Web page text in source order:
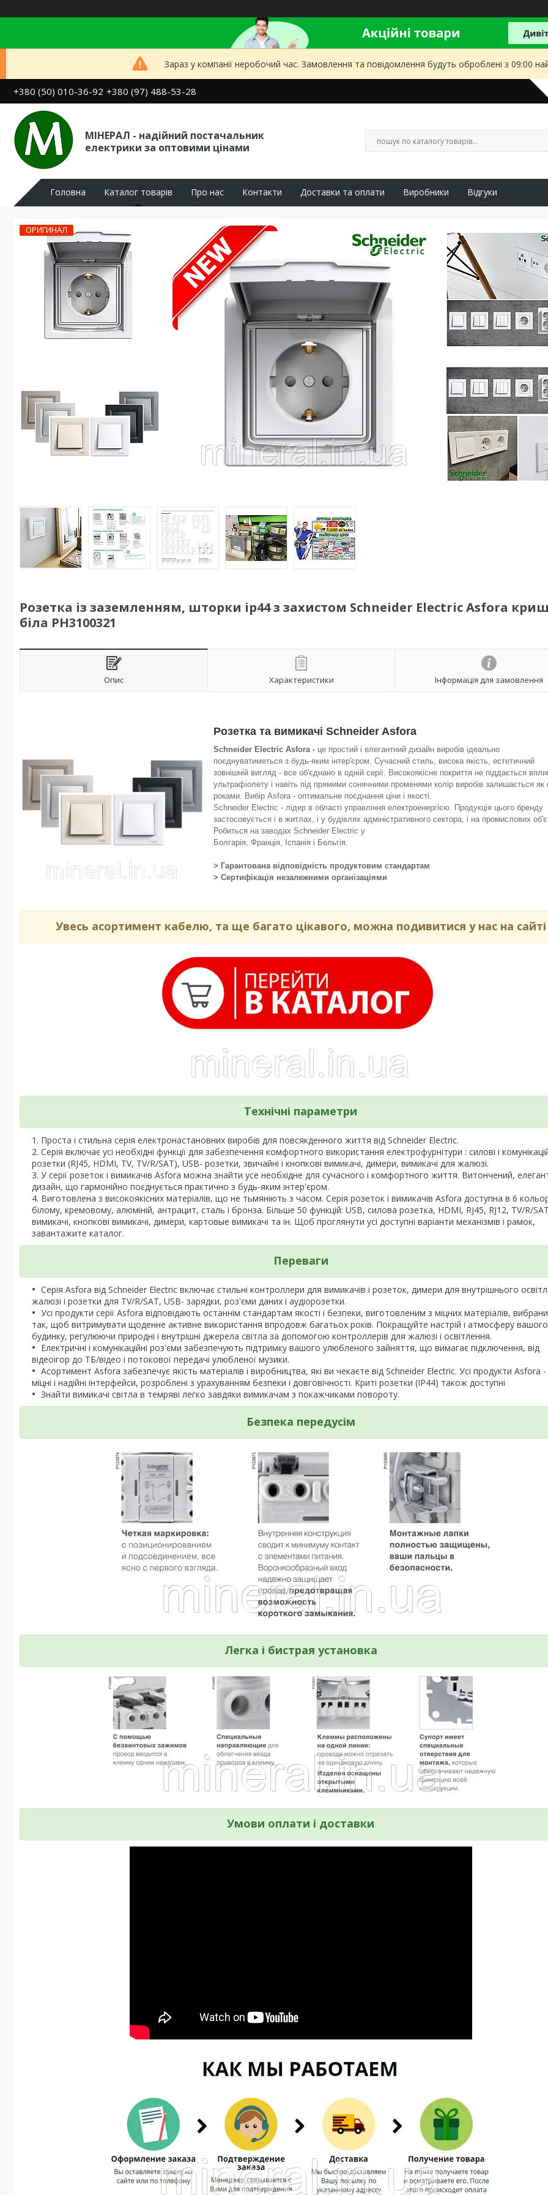
Зараз у компанії неробочий час. Замовлення та повідомлення будуть оброблені з 09:00
+380 (50) 010-36-92 +380 (97) 488-53-28
МІНЕРАЛ - надійний постачальник
електрики за оптовими цінами
Головна Каталог товарів Про нас Контакти Доставки та оплати Виробники Відгуки
ОРИГИНАЛ
Розетка із заземленням, шторки ip44 з захистом Schneider Electric Asfora
біла PH3100321
Опис Характеристики Інформація для замовлення
Розетка та вимикачі Schneider Asfora
Schneider Electric Asfora - це простий і елегантний дизайн виробів ідеально
поєднуватиметься з будь-яким інтер'єром. Сучасний стиль, висока якість, естетичний
зовнішній вигляд - все об'єднано в одній серії. Високоякісне покриття не піддається
ультрафіолету і навіть під прямими сонячними променями колір виробів залишається як
роками. Вибір Asfora - оптимальне поєднання ціни і якості.
Schneider Electric - лідер в області управління електроенергією. Продукція цього бренду
застосовується і в житлах, і у будівлях адміністративного сектора, і на промислових
Робиться на заводах Schneider Electric у
Болгарія, Франція, Іспанія і Бельгія.
> Гарантована відповідність продуктовим стандартам
> Сертифікація незалежними організаціями
Увесь асортимент кабелю, та ще багато цікавого, можна подивитися у нас на сайті
Технічні параметри
Проста і стильна серія електронастановних виробів для повсякденного життя від Schneider Electric.
Серія включає усі необхідні функції для забезпечення комфортного використання електрофурнітури : силові і
розетки (RJ45, HDMI, TV, TV/R/SAT), USB- розетки, звичайні і кнопкові вимикачі, димери, вимикачі для жалюзі.
У серії розеток і вимикачів Asfora можна знайти усе необхідне для сучасного і комфортного життя. Витончений,
дизайн, що гармонійно поєднується практично з будь-яким інтер'єром.
Виготовлена з високоякісних матеріалів, що не тьмяніють з часом. Серія розеток і вимикачів Asfora доступна в 6
білому, кремовому, алюміній, антрацит, сталь і бронза. Більше 50 функцій: USB, силова розетка, HDMI, RJ45, RJ12, TV/R/
вимикачі, кнопкові вимикачі, димери, картовые вимикачі та ін. Щоб проглянути усі доступні варіанти механізмів і рамок,
завантажите каталог.
Переваги
Серія Asfora від Schneider Electric включає стильні контроллери для вимикачів і розеток, димери для внутрішнього
жалюзі і розетки для TV/R/SAT, USB- зарядки, роз'єми даних і аудіорозетки.
Усі продукти серії Asfora відповідають останнім стандартам якості і безпеки, виготовленим з міцних матеріалів,
так, щоб витримувати щоденне активне використання впродовж багатьох років. Покращуйте настрій і атмосферу вашого
будинку, регулюючи природні і внутрішні джерела світла за допомогою контроллерів для жалюзі і освітлення.
Електричні і комунікаційні роз'єми забезпечують підтримку вашого улюбленого зайняття, що вимагає підключення, від
відеоігор до ТБ/відео і потокової передачі улюбленої музики.
Асортимент Asfora забезпечує якість матеріалів і виробництва, які ви чекаєте від Schneider Electric. Усі продукти Asfora
міцні і надійні інтерфейси, розроблені з урахуванням безпеки і довговічності. Криті розетки (IP44) також доступні
Знайти вимикачі світла в темряві легко завдяки вимикачам з покажчиками повороту.
Безпека передусім
Легка і бистрая установка
Умови оплати і доставки